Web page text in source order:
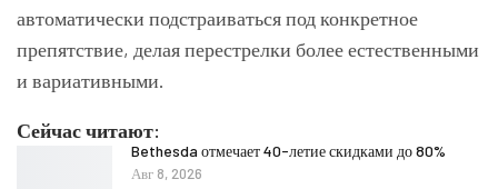
автоматически подстраиваться под конкретное
препятствие, делая перестрелки более естественными
и вариативными.
Сейчас читают:
Bethesda отмечает 40-летие скидками до 80%
Авг 8, 2026